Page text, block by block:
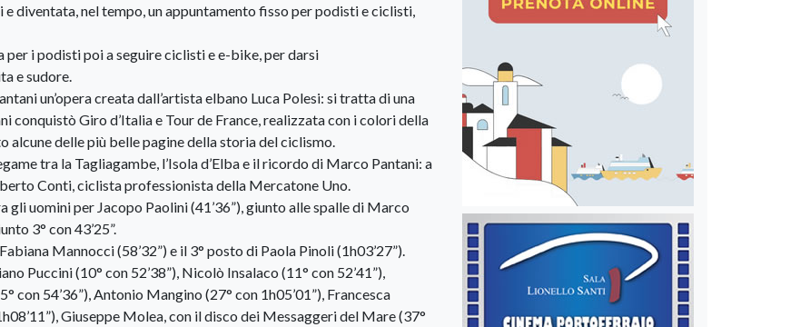
diventata, nel tempo, un appuntamento fisso per podisti e ciclisti,
i podisti poi a seguire ciclisti e e-bike, per darsi
e sudore.
un’opera creata dall’artista elbano Luca Polesi: si tratta di una
Giro d’Italia e Tour de France, realizzata con i colori della
alcune delle più belle pagine della storia del ciclismo.
tra la Tagliagambe, l’Isola d’Elba e il ricordo di Marco Pantani: a
Conti, ciclista professionista della Mercatone Uno.
gli uomini per Jacopo Paolini (41’36”), giunto alle spalle di Marco
3° con 43’25”.
Mannocci (58’32”) e il 3° posto di Paola Pinoli (1h03’27”).
Puccini (10° con 52’38”), Nicolò Insalaco (11° con 52’41”),
con 54’36”), Antonio Mangino (27° con 1h05’01”), Francesca
Giuseppe Molea, con il disco dei Messaggeri del Mare (37°